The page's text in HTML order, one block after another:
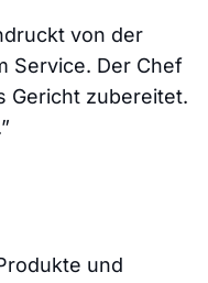
von der
Service. Der Chef
Gericht zubereitet.
und